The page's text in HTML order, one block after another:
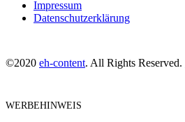
Impressum
Datenschutzerklärung
©2020 eh-content. All Rights Reserved.
WERBEHINWEIS